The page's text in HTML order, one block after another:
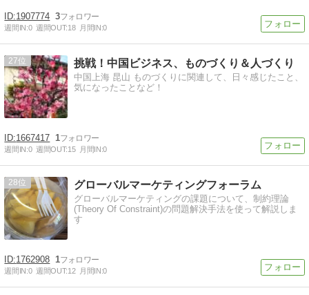
1907774 3
週間IN:0 週間OUT:18 月間IN:0
27 挑戦！中国ビジネス、ものづくり＆人づくり
中国上海 昆山 ものづくりに関連して、日々感じたこと、
気になったことなど！
1667417 1
週間IN:0 週間OUT:15 月間IN:0
28 グローバルマーケティングフォーラム
グローバルマーケティングの課題について、制約理論
(Theory Of Constraint)の問題解決手法を使って解説しま
す
1762908 1
週間IN:0 週間OUT:12 月間IN:0